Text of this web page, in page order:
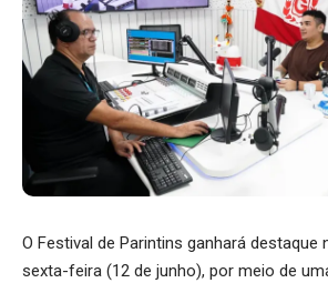
O Festival de Parintins ganhará destaque
sexta-feira (12 de junho), por meio de